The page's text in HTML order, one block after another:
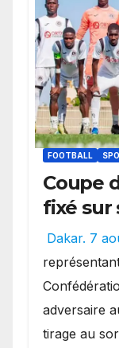
FOOTBALL
Coupe
fixé sur
l’ES
Dakar. 7
adversaire
tirage au